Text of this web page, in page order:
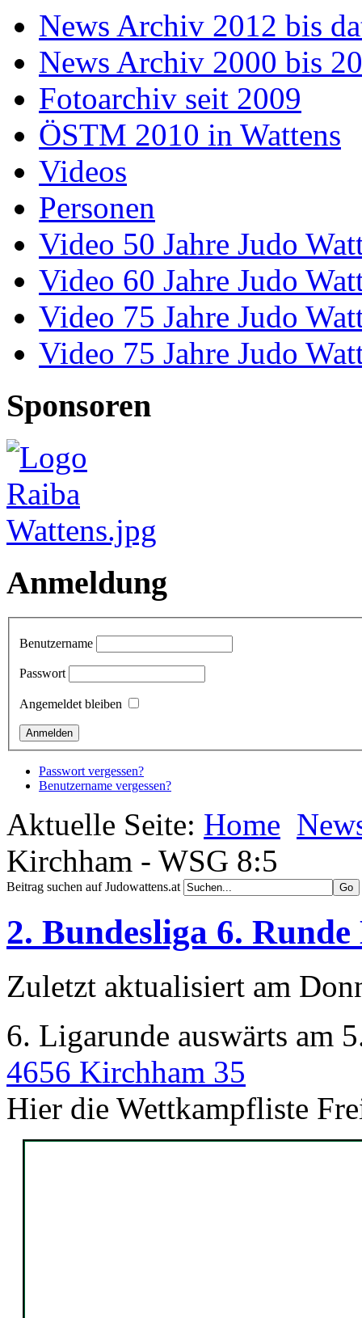
News Archiv 2012 bis
News Archiv 2000 bis
Fotoarchiv seit 2009
ÖSTM 2010 in Wattens
Videos
Personen
Video 50 Jahre Judo
Video 60 Jahre Judo
Video 75 Jahre Judo
Video 75 Jahre Judo
Sponsoren
Anmeldung
Benutzername
Passwort
Angemeldet bleiben
Passwort vergessen?
Benutzername vergessen?
Aktuelle Seite: Home
Kirchham - WSG 8:5
Beitrag suchen auf Judowattens.at
2. Bundesliga 6.
Zuletzt aktualisiert am
6. Ligarunde auswärts am
4656 Kirchham 35
Hier die Wettkampfliste